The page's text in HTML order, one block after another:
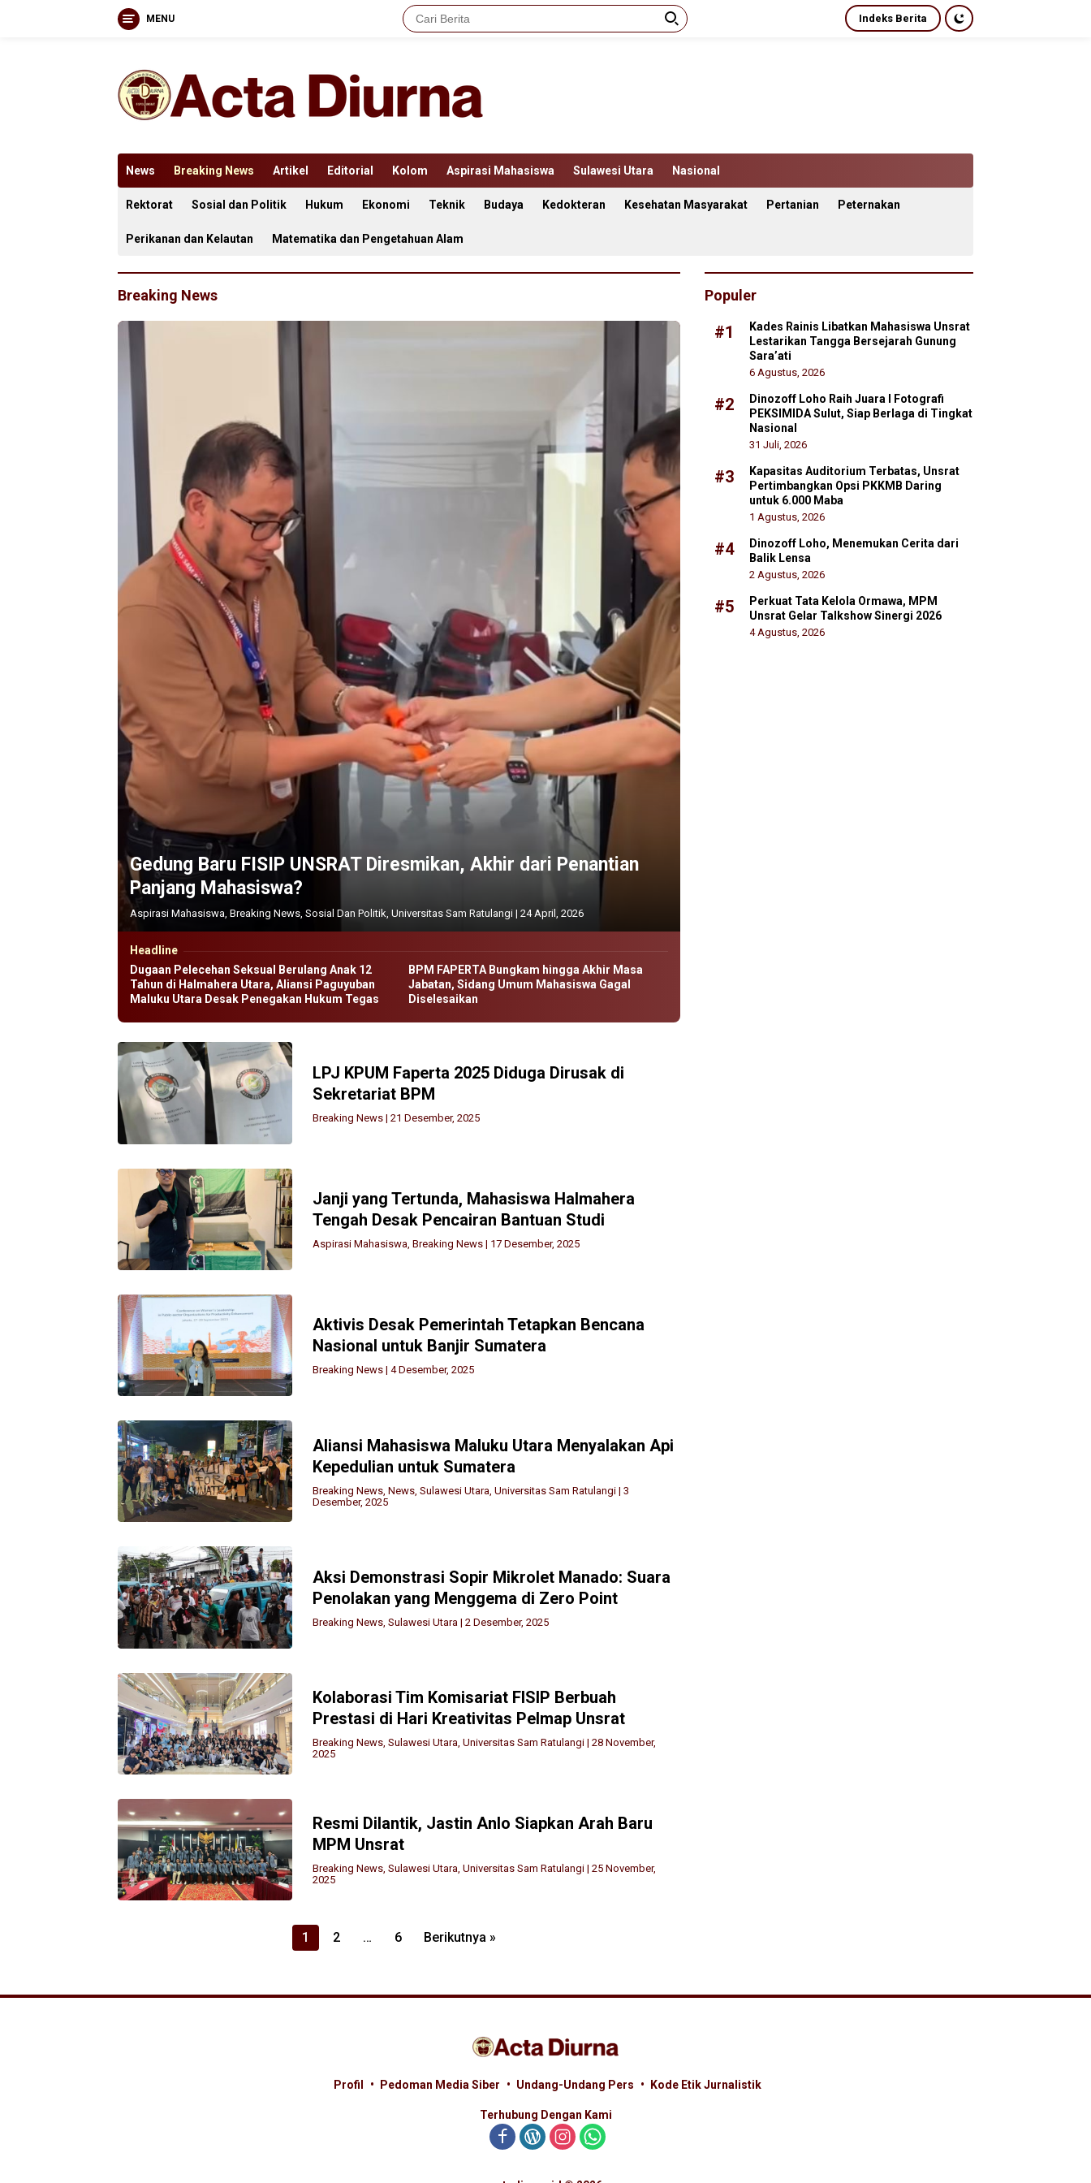
MENU Indeks Berita
News Breaking News Artikel Editorial Kolom Aspirasi Mahasiswa Sulawesi Utara Nasional
Rektorat Sosial dan Politik Hukum Ekonomi Teknik Budaya Kedokteran Kesehatan Masyarakat Pertanian Peternakan
Perikanan dan Kelautan Matematika dan Pengetahuan Alam
Breaking News
Gedung Baru FISIP UNSRAT Diresmikan, Akhir dari Penantian
Panjang Mahasiswa?
Aspirasi Mahasiswa, Breaking News, Sosial Dan Politik, Universitas Sam Ratulangi | 24 April, 2026
Headline
Dugaan Pelecehan Seksual Berulang Anak 12
Tahun di Halmahera Utara, Aliansi Paguyuban
Maluku Utara Desak Penegakan Hukum Tegas
BPM FAPERTA Bungkam hingga Akhir Masa
Jabatan, Sidang Umum Mahasiswa Gagal
Diselesaikan
LPJ KPUM Faperta 2025 Diduga Dirusak di
Sekretariat BPM
Breaking News| 21 Desember, 2025
Janji yang Tertunda, Mahasiswa Halmahera
Tengah Desak Pencairan Bantuan Studi
Aspirasi Mahasiswa, Breaking News| 17 Desember, 2025
Aktivis Desak Pemerintah Tetapkan Bencana
Nasional untuk Banjir Sumatera
Breaking News| 4 Desember, 2025
Aliansi Mahasiswa Maluku Utara Menyalakan Api
Kepedulian untuk Sumatera
Breaking News, News, Sulawesi Utara Universitas Sam Ratulangi| 3
Desember, 2025
Aksi Demonstrasi Sopir Mikrolet Manado: Suara
Penolakan yang Menggema di Zero Point
Breaking News, Sulawesi Utara | 2 Desember, 2025
Kolaborasi Tim Komisariat FISIP Berbuah
Prestasi di Hari Kreativitas Pelmap Unsrat
Breaking News, Sulawesi Utara, Universitas Sam Ratulangi| 28 November,
2025
Resmi Dilantik, Jastin Anlo Siapkan Arah Baru
MPM Unsrat
Breaking News, Sulawesi Utara, Universitas Sam Ratulangi| 25 November,
2025
1 2 … 6 Berikutnya »
Populer
#1
Kades Rainis Libatkan Mahasiswa Unsrat
Lestarikan Tangga Bersejarah Gunung
Sara’ati
6 Agustus, 2026
#2
Dinozoff Loho Raih Juara I Fotografi
PEKSIMIDA Sulut, Siap Berlaga di Tingkat
Nasional
31 Juli, 2026
#3
Kapasitas Auditorium Terbatas, Unsrat
Pertimbangkan Opsi PKKMB Daring
untuk 6.000 Maba
1 Agustus, 2026
#4
Dinozoff Loho, Menemukan Cerita dari
Balik Lensa
2 Agustus, 2026
#5
Perkuat Tata Kelola Ormawa, MPM
Unsrat Gelar Talkshow Sinergi 2026
4 Agustus, 2026
Profil Pedoman Media Siber Undang-Undang Pers Kode Etik Jurnalistik
Terhubung Dengan Kami